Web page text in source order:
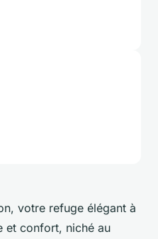
votre refuge élégant à
et confort, niché au